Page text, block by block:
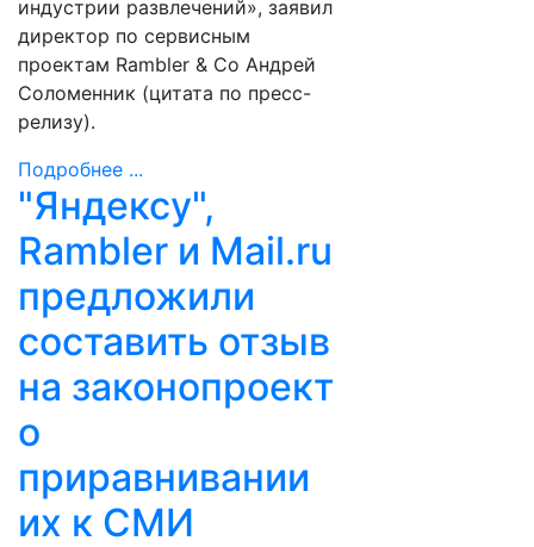
индустрии развлечений», заявил
директор по сервисным
проектам Rambler & Co Андрей
Соломенник (цитата по пресс-
релизу).
Подробнее ...
"Яндексу",
Rambler и Mail.ru
предложили
составить отзыв
на законопроект
о
приравнивании
их к СМИ